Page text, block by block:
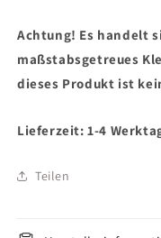
Achtung! Es handelt
maßstabsgetreues
dieses Produkt ist
Lieferzeit: 1-4
Teilen